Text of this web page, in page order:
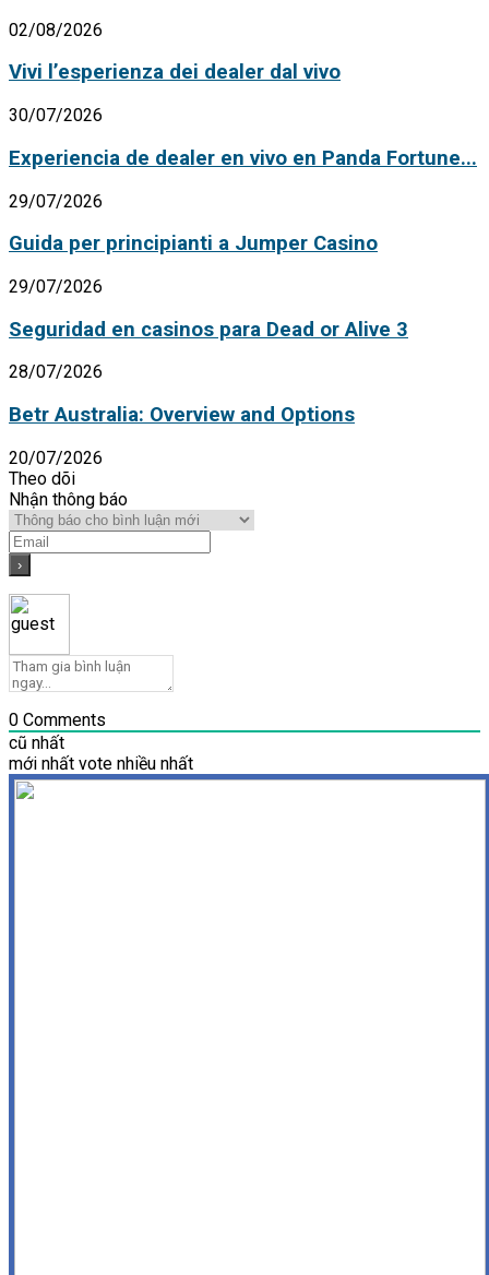
02/08/2026
Vivi l’esperienza dei dealer dal vivo
30/07/2026
Experiencia de dealer en vivo en Panda Fortune...
29/07/2026
Guida per principianti a Jumper Casino
29/07/2026
Seguridad en casinos para Dead or Alive 3
28/07/2026
Betr Australia: Overview and Options
20/07/2026
Theo dõi
Nhận thông báo
0 Comments
cũ nhất
mới nhất vote nhiều nhất